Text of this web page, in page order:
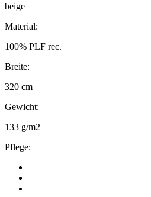
beige
Material:
100% PLF rec.
Breite:
320 cm
Gewicht:
133 g/m2
Pflege: